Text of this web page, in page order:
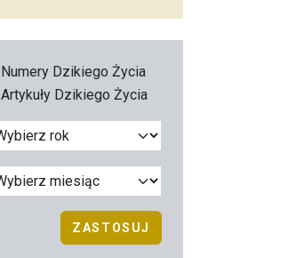
Numery Dzikiego Życia
Artykuły Dzikiego Życia
ZASTOSUJ